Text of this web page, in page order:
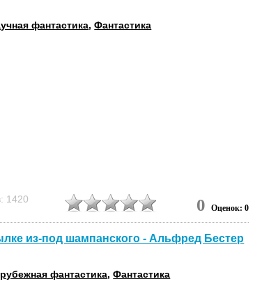
фантастика,Фантастика
1420 0 Оценок: 0
из-под шампанского - Альфред Бестер
фантастика,Фантастика